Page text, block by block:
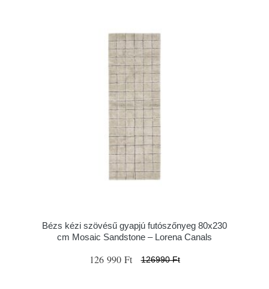
Bézs kézi szövésű gyapjú futószőnyeg 80x230
cm Mosaic Sandstone – Lorena Canals
126 990 Ft 126990 Ft